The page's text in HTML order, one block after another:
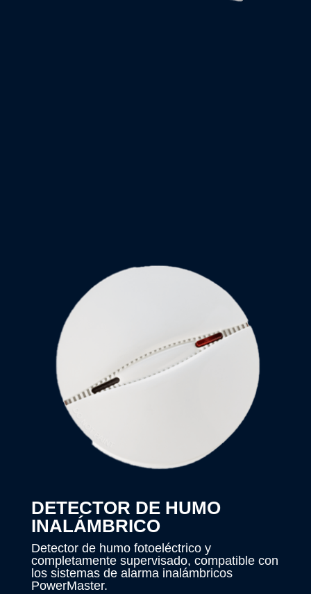
DETECTOR DE HUMO
INALÁMBRICO
Detector de humo fotoeléctrico y
completamente supervisado, compatible con
los sistemas de alarma inalámbricos
PowerMaster.